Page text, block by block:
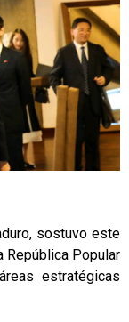
sostuvo este
República Popular
estratégicas